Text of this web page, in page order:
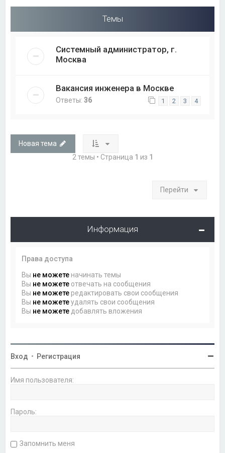
Темы
Системный администратор, г.
Москва
Вакансия инженера в Москве
Ответы:36 1 2 3 4
Новая тема
2 темы • Страница 1 из 1
Перейти
Информация
Права доступа
Вы не можете начинать темы
Вы не можете отвечать на сообщения
Вы не можете редактировать свои сообщения
Вы не можетеудалять свои сообщения
Вы не можете добавлять вложения
Вход • Регистрация
Имя пользователя:
Пароль:
Запомнить меня